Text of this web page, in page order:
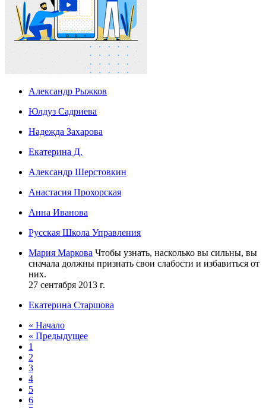
Александр Рыжков
Юлдуз Садриева
Надежда Захарова
Екатерина Д.
Александр Шерстовкин
Анастасия Прохорская
Анна Иванова
Русская Школа Управления
Мария Маркова Чтобы узнать, насколько вы сильны, вы
сначала должны признать свои слабости и избавиться от
них.
27 сентября 2013 г.
Екатерина Старшова
« Начало
« Предыдущее
1
2
3
4
5
6